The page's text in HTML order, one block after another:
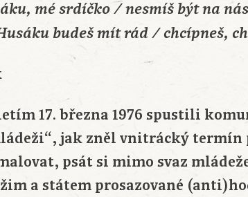
mé srdíčko / nesmíš být na
budeš mít rád / chcípneš,
17. března 1976 spustili
jak zněl vnitrácký
psát si mimo svaz
a státem prosazované